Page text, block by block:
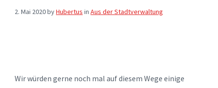
2. Mai 2020byHubertus in Aus der Stadtverwaltung
Wir würden gerne noch mal auf diesem Wege einige